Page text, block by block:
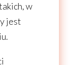
w
jest